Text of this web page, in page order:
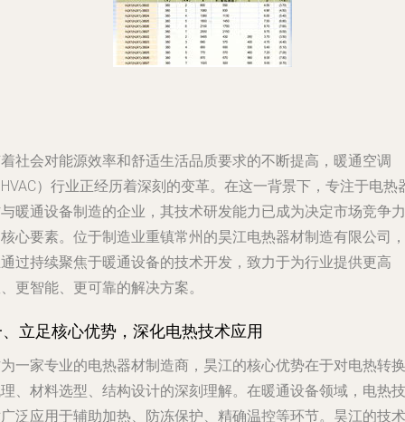
社会对能源效率和舒适生活品质要求的不断提高，暖通空调
）行业正经历着深刻的变革。在这一背景下，专注于电热
暖通设备制造的企业，其技术研发能力已成为决定市场竞争力
心要素。位于制造业重镇常州的昊江电热器材制造有限公司，
过持续聚焦于暖通设备的技术开发，致力于为行业提供更高
更智能、更可靠的解决方案。
立足核心优势，深化电热技术应用
一家专业的电热器材制造商，昊江的核心优势在于对电热转换
、材料选型、结构设计的深刻理解。在暖通设备领域，电热技
泛应用于辅助加热、防冻保护、精确温控等环节。昊江的技术